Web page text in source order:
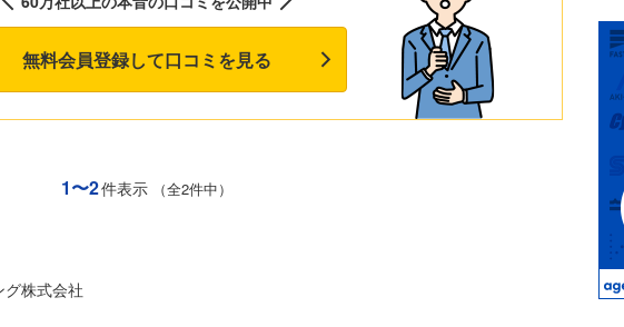
フォローしました
無料会員登録して口コミを見る
1〜2件表示 （全2件中）
株式会社